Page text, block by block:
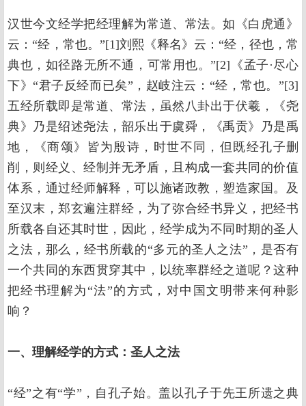
汉世今文经学把经理解为常道、常法。如《白虎通》
云：“经，常也。”[1]刘熙《释名》云：“经，径也，常
典也，如径路无所不通，可常用也。”[2]《孟子·尽心
下》“君子反经而已矣”，赵岐注云：“经，常也。”[3]
五经所载即是常道、常法，虽然八卦出于伏羲，《尧
典》乃是绍述尧法，韶乐出于虞舜，《禹贡》乃是禹
地，《商颂》皆为殷诗，时世不同，但既经孔子删
削，则经义、经制并无矛盾，且构成一套共同的价值
体系，通过经师解释，可以施诸政教，塑造家国。及
至汉末，郑玄遍注群经，为了弥合经书异义，把经书
所载各自还其时世，因此，经学成为不同时期的圣人
之法，那么，经书所载的“多元的圣人之法”，是否有
一个共同的东西贯穿其中，以统率群经之道呢？这种
把经书理解为“法”的方式，对中国文明带来何种影
响？
一、理解经学的方式：圣人之法
“经”之有“学”，自孔子始。盖以孔子于先王所遗之典